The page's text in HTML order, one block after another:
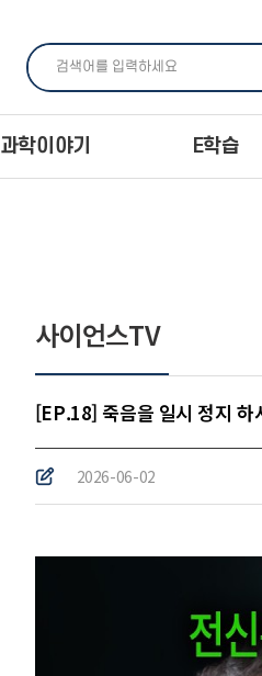
과학이야기 E학습
사이언스TV
[EP.18] 죽음을 일시 정지
2026-06-02